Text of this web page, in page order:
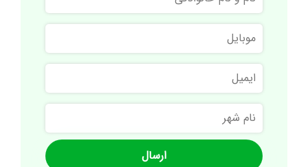
و
نام
خانوادگی
موبایل
ایمیل
نام
شهر